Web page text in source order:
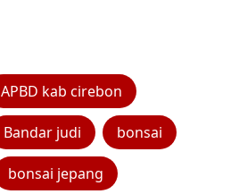
APBD kab cirebon
Bandar judi bonsai
bonsai jepang